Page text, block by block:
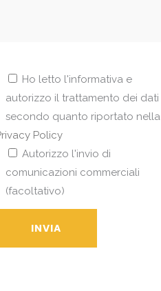
Ho letto l'informativa e
autorizzo il trattamento dei dati
secondo quanto riportato nella
Policy
Autorizzo l'invio di
comunicazioni commerciali
(facoltativo)